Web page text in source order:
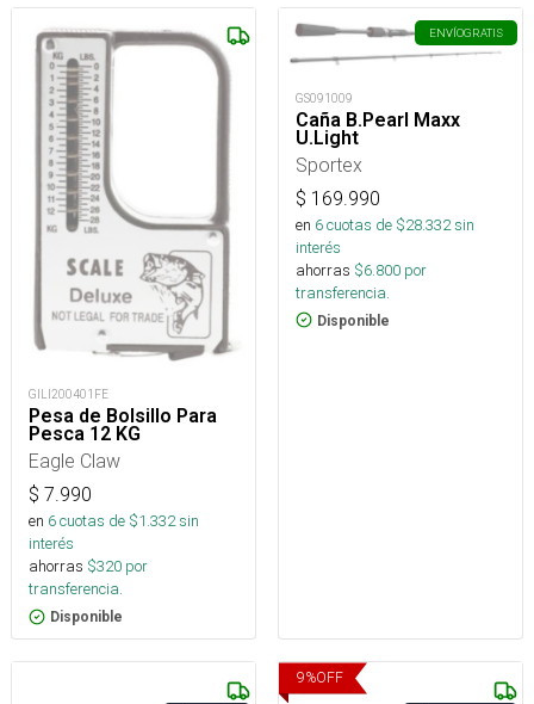
GILI200401FE
Pesa de Bolsillo Para
Pesca 12 KG
Eagle Claw
$ 7.990
en 6cuotas de $1.332sin
interés
ahorras $320 por
transferencia.
Disponible
ENVÍOGRATIS
GS091009
Caña B.Pearl Maxx
U.Light
Sportex
$ 169.990
en 6cuotas de $28.332sin
interés
ahorras $6.800 por
transferencia.
Disponible
9%OFF